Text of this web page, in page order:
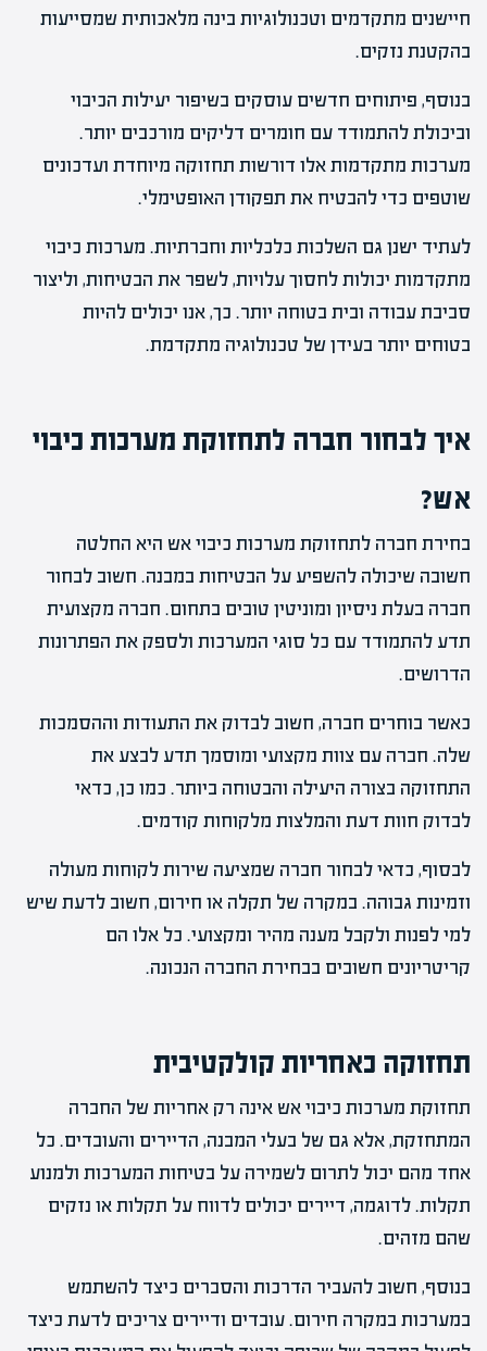
חיישנים מתקדמים וטכנולוגיות בינה מלאכותית שמסייעות
בהקטנת נזקים.
בנוסף, פיתוחים חדשים עוסקים בשיפור יעילות הכיבוי
וביכולת להתמודד עם חומרים דליקים מורכבים יותר.
מערכות מתקדמות אלו דורשות תחזוקה מיוחדת ועדכונים
שוטפים כדי להבטיח את תפקודן האופטימלי.
לעתיד ישנן גם השלכות כלכליות וחברתיות. מערכות כיבוי
מתקדמות יכולות לחסוך עלויות, לשפר את הבטיחות, וליצור
סביבת עבודה ובית בטוחה יותר. כך, אנו יכולים להיות
בטוחים יותר בעידן של טכנולוגיה מתקדמת.
איך לבחור חברה לתחזוקת מערכות כיבוי
אש?
בחירת חברה לתחזוקת מערכות כיבוי אש היא החלטה
חשובה שיכולה להשפיע על הבטיחות במבנה. חשוב לבחור
חברה בעלת ניסיון ומוניטין טובים בתחום. חברה מקצועית
תדע להתמודד עם כל סוגי המערכות ולספק את הפתרונות
הדרושים.
כאשר בוחרים חברה, חשוב לבדוק את התעודות וההסמכות
שלה. חברה עם צוות מקצועי ומוסמך תדע לבצע את
התחזוקה בצורה היעילה והבטוחה ביותר. כמו כן, כדאי
לבדוק חוות דעת והמלצות מלקוחות קודמים.
לבסוף, כדאי לבחור חברה שמציעה שירות לקוחות מעולה
וזמינות גבוהה. במקרה של תקלה או חירום, חשוב לדעת שיש
למי לפנות ולקבל מענה מהיר ומקצועי. כל אלו הם
קריטריונים חשובים בבחירת החברה הנכונה.
תחזוקה כאחריות קולקטיבית
תחזוקת מערכות כיבוי אש אינה רק אחריות של החברה
המתחזקת, אלא גם של בעלי המבנה, הדיירים והעובדים. כל
אחד מהם יכול לתרום לשמירה על בטיחות המערכות ולמנוע
תקלות. לדוגמה, דיירים יכולים לדווח על תקלות או נזקים
שהם מזהים.
בנוסף, חשוב להעביר הדרכות והסברים כיצד להשתמש
במערכות במקרה חירום. עובדים ודיירים צריכים לדעת כיצד